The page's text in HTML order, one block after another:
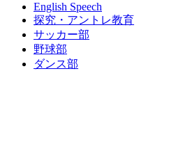
English Speech
探究・アントレ教育
サッカー部
野球部
ダンス部